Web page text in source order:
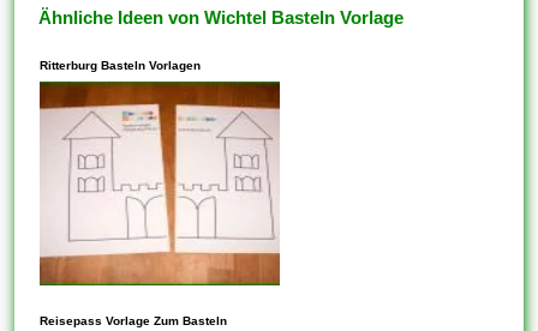
Ähnliche Ideen von Wichtel Basteln Vorlage
Ritterburg Basteln Vorlagen
dieses Ihnen frei, Vorlagen zu
Reisepass Vorlage Zum Basteln